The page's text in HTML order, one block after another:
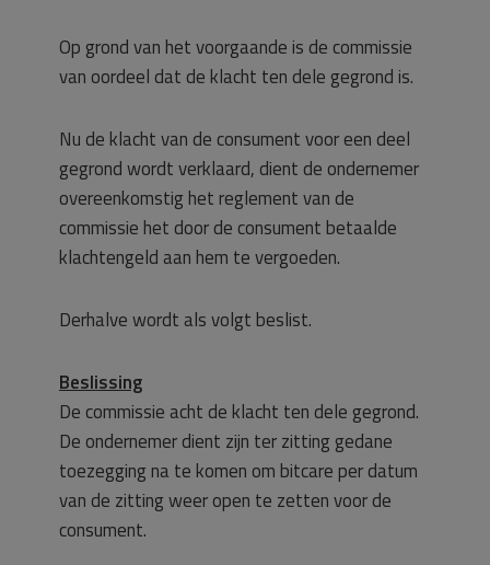
Op grond van het voorgaande is de commissie
van oordeel dat de klacht ten dele gegrond is.
Nu de klacht van de consument voor een deel
gegrond wordt verklaard, dient de ondernemer
overeenkomstig het reglement van de
commissie het door de consument betaalde
klachtengeld aan hem te vergoeden.
Derhalve wordt als volgt beslist.
Beslissing
De commissie acht de klacht ten dele gegrond.
De ondernemer dient zijn ter zitting gedane
toezegging na te komen om bitcare per datum
van de zitting weer open te zetten voor de
consument.